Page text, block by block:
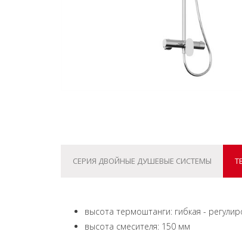
СЕРИЯ ДВОЙНЫЕ ДУШЕВЫЕ СИСТЕМЫ
высота термоштанги: гибкая -
высота смесителя: 150 мм